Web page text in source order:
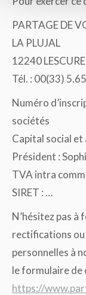
PARTAGE DE
LA PLUJAL
12240
Tél. : 00(33)
Numéro
sociétés
Capital social et
Président :
TVA intra
SIRET : …
N’hésitez pas à
rectifications ou
personnelles à
le formulaire de
https://